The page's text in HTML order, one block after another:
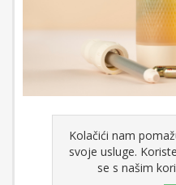
Plastična
Kolačići nam
svoje usluge.
se s našim